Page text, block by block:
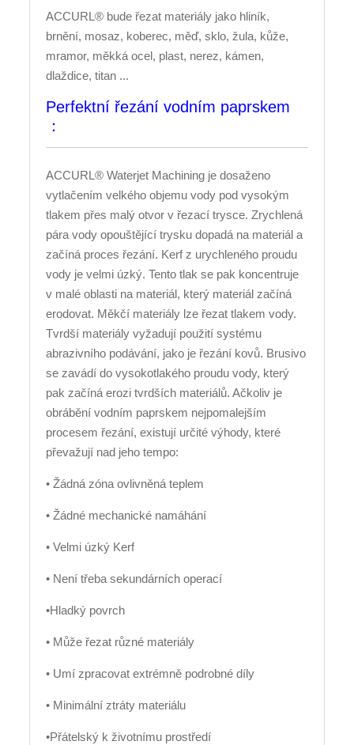
ACCURL® bude řezat materiály jako hliník,
brnění, mosaz, koberec, měď, sklo, žula, kůže,
mramor, měkká ocel, plast, nerez, kámen,
dlaždice, titan ...
Perfektní řezání vodním paprskem
：
ACCURL® Waterjet Machining je dosaženo
vytlačením velkého objemu vody pod vysokým
tlakem přes malý otvor v řezací trysce. Zrychlená
pára vody opouštějící trysku dopadá na materiál a
začíná proces řezání. Kerf z urychleného proudu
vody je velmi úzký. Tento tlak se pak koncentruje
v malé oblasti na materiál, který materiál začíná
erodovat. Měkčí materiály lze řezat tlakem vody.
Tvrdší materiály vyžadují použití systému
abrazivního podávání, jako je řezání kovů. Brusivo
se zavádí do vysokotlakého proudu vody, který
pak začíná erozi tvrdších materiálů. Ačkoliv je
obrábění vodním paprskem nejpomalejším
procesem řezání, existují určité výhody, které
převažují nad jeho tempo:
• Žádná zóna ovlivněná teplem
• Žádné mechanické namáhání
• Velmi úzký Kerf
• Není třeba sekundárních operací
•Hladký povrch
• Může řezat různé materiály
• Umí zpracovat extrémně podrobné díly
• Minimální ztráty materiálu
•Přátelský k životnímu prostředí